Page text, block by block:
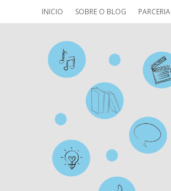
INICIO SOBRE O BLOG PARCERIA